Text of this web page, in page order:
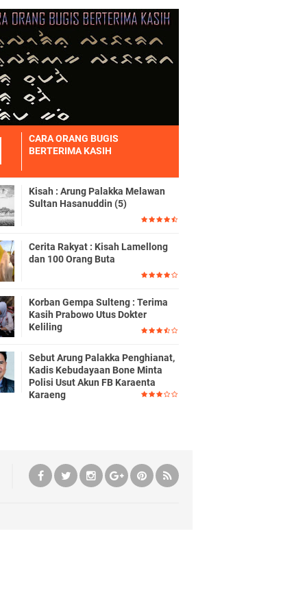
CARA ORANG BUGIS
BERTERIMA KASIH
Kisah : Arung Palakka Melawan
Sultan Hasanuddin (5)
Cerita Rakyat : Kisah Lamellong
dan 100 Orang Buta
Korban Gempa Sulteng : Terima
Kasih Prabowo Utus Dokter
Keliling
Sebut Arung Palakka Penghianat,
Kadis Kebudayaan Bone Minta
Polisi Usut Akun FB Karaenta
Karaeng